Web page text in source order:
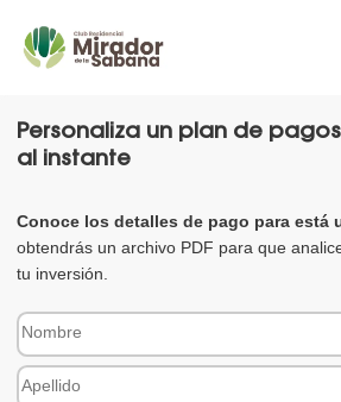
Personaliza un plan de
al instante
Conoce los detalles de pago para está
obtendrás un archivo PDF para que
tu inversión.